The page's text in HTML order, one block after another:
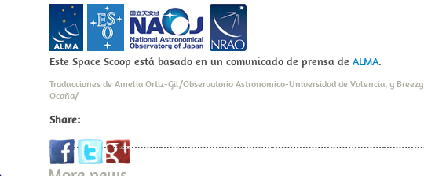
Este Space Scoop está basado en un comunicado de prensa de ALMA.
Traducciones de Amelia Ortiz-Gil/Observatorio Astronomico-Universidad de Valencia, y Breezy
Ocaña/
Share: